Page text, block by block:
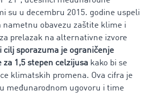
su u decembru 2015. godine uspeli
nametnu obavezu zaštite klime i
prelazak na alternativne izvore
cilj sporazuma je ograničenje
za 1,5 stepen celzijusa kako bi se
klimatskih promena. Ova cifra je
međunarodnom ugovoru i time